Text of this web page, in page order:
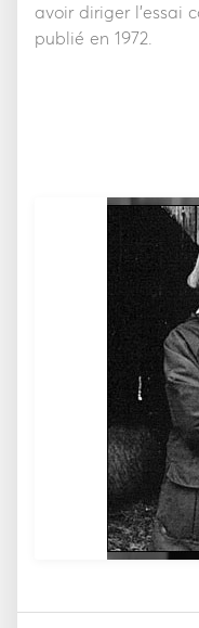
avoir diriger l’essai
publié en 1972.